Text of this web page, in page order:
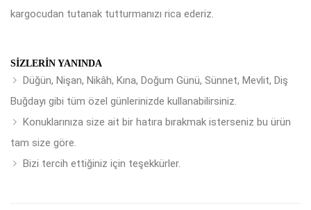
kargocudan tutanak tutturmanızı rica ederiz.
SIZLERIN YANINDA
Düğün, Nişan, Nikâh, Kına, Doğum Günü, Sünnet, Mevlit, Diş
Buğdayı gibi tüm özel günlerinizde kullanabilirsiniz.
Konuklarınıza size ait bir hatıra bırakmak isterseniz bu ürün
tam size göre.
Bizi tercih ettiğiniz için teşekkürler.